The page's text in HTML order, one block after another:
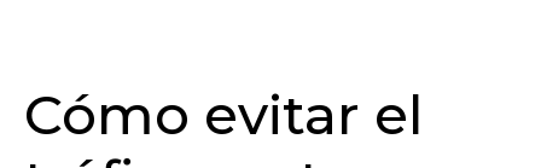
Cómo evitar el